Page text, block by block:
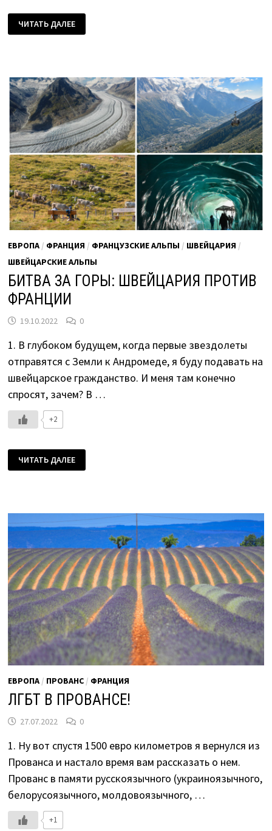
ТОП
10
ГОРОДОВ
ПЕРВАЯ)
ЧИТАТЬ ДАЛЕЕ
ЕВРОПА / ФРАНЦИЯ / ФРАНЦУЗСКИЕ АЛЬПЫ / ШВЕЙЦАРИЯ /
ШВЕЙЦАРСКИЕ АЛЬПЫ
БИТВА ЗА ГОРЫ: ШВЕЙЦАРИЯ ПРОТИВ
ФРАНЦИИ
19.10.2022 0
1. В глубоком будущем, когда первые звездолеты
отправятся с Земли к Андромеде, я буду подавать на
швейцарское гражданство. И меня там конечно
спросят, зачем? В …
+2
ЗА
ГОРЫ:
ЧИТАТЬ ДАЛЕЕ
ЕВРОПА / ПРОВАНС / ФРАНЦИЯ
ЛГБТ В ПРОВАНСЕ!
27.07.2022 0
1. Ну вот спустя 1500 евро километров я вернулся из
Прованса и настало время вам рассказать о нем.
Прованс в памяти русскоязычного (украиноязычного,
белорусоязычного, молдовоязычного, …
+1